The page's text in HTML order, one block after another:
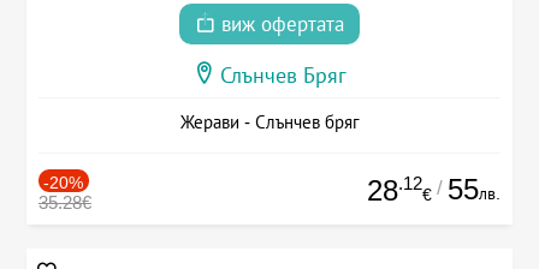
виж офертата
Слънчев Бряг
Жерави - Слънчев бряг
-20%
35.28€ 28.12
€ / 55лв.